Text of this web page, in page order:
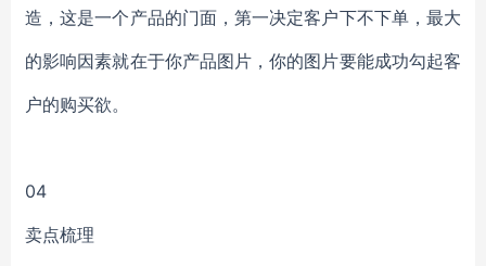
造，这是一个产品的门面，第一决定客户下不下单，最大
的影响因素就在于你产品图片，你的图片要能成功勾起客
户的购买欲。
04
卖点梳理